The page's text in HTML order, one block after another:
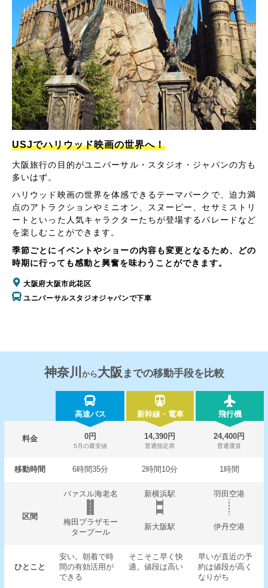
USJでハリウッド映画の世界へ！
大阪旅行の目的がユニバーサル・スタジオ・ジャパンの方も
多いはず。
ハリウッド映画の世界を体感できるテーマパークで、迫力満
点のアトラクションやミニオン、スヌーピー、セサミストリ
ートといった人気キャラクターたちが登場するパレードなど
を楽しむことができます。
季節ごとにイベントやショーの内容も変更となるため、どの
時期に行っても感動と興奮を味わうことができます。
大阪府大阪市此花区
ユニバーサルスタジオジャパンで下車
神奈川 から大阪 までの移動手段を比較
高速バス 新幹線・電車 飛行機
料金 0円
5月の最安値
14,390円
普通指定席
24,400円
普通運賃
移動時間 6時間35分 2時間10分 1時間
区間
バァスル海老名 新横浜駅 羽田空港
梅田プラザモー
タープール
新大阪駅 伊丹空港
ひとこと
安い。朝着で時
間の有効活用が
できる
そこそこ早く快
適。値段は高い
早いが直近の予
約は値段が高く
なりがち